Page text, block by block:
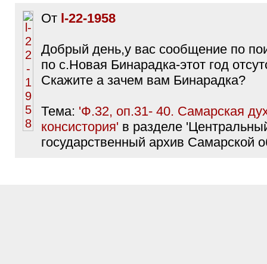
От l-22-1958
Добрый день,у вас сообщение по
по с.Новая Бинарадка-этот год
Скажите а зачем вам Бинарадка?
Тема: 'Ф.32, оп.31- 40. Самарская
консистория' в разделе
государственный архив Самарской